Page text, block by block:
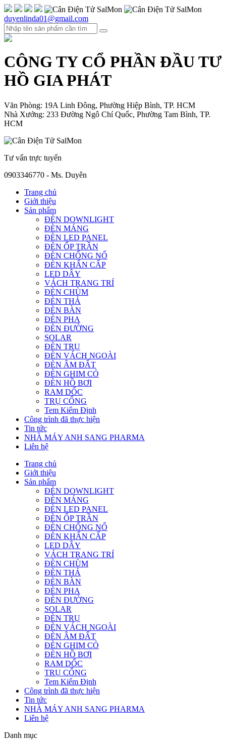
duyenlinda01@gmail.com
CÔNG TY CỔ PHẦN ĐẦU TƯ
HỒ GIA PHÁT
Văn Phòng: 19A Linh Đông, Phường Hiệp Bình, TP. HCM
Nhà Xưởng: 233 Đường Ngô Chí Quốc, Phường Tam Bình, TP.
HCM
Tư vấn trực tuyến
0903346770 - Ms. Duyên
Trang chủ
Giới thiệu
Sản phẩm
ĐÈN DOWNLIGHT
ĐÈN MÁNG
ĐÈN LED PANEL
ĐÈN ỐP TRẦN
ĐÈN CHỐNG NỔ
ĐÈN KHẨN CẤP
LED DÂY
VÁCH TRANG TRÍ
ĐÈN CHÙM
ĐÈN THẢ
ĐÈN BÀN
ĐÈN PHA
ĐÈN ĐƯỜNG
SOLAR
ĐÈN TRỤ
ĐÈN VÁCH NGOÀI
ĐÈN ÂM ĐẤT
ĐÈN GHIM CỎ
ĐÈN HỒ BƠI
RAM DỐC
TRỤ CỔNG
Tem Kiểm Định
Công trình đã thực hiện
Tin tức
NHÀ MÁY ANH SANG PHARMA
Liên hệ
Trang chủ
Giới thiệu
Sản phẩm
ĐÈN DOWNLIGHT
ĐÈN MÁNG
ĐÈN LED PANEL
ĐÈN ỐP TRẦN
ĐÈN CHỐNG NỔ
ĐÈN KHẨN CẤP
LED DÂY
VÁCH TRANG TRÍ
ĐÈN CHÙM
ĐÈN THẢ
ĐÈN BÀN
ĐÈN PHA
ĐÈN ĐƯỜNG
SOLAR
ĐÈN TRỤ
ĐÈN VÁCH NGOÀI
ĐÈN ÂM ĐẤT
ĐÈN GHIM CỎ
ĐÈN HỒ BƠI
RAM DỐC
TRỤ CỔNG
Tem Kiểm Định
Công trình đã thực hiện
Tin tức
NHÀ MÁY ANH SANG PHARMA
Liên hệ
Danh mục